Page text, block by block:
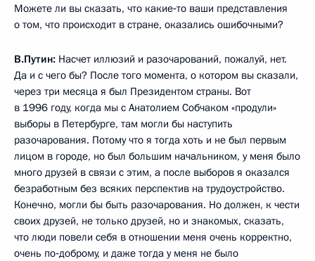
Можете ли вы сказать, что какие‑то ваши представления
о том, что происходит в стране, оказались ошибочными?
В.Путин: Насчет иллюзий и разочарований, пожалуй, нет.
Да и с чего бы? После того момента, о котором вы сказали,
через три месяца я был Президентом страны. Вот
в 1996 году, когда мы с Анатолием Собчаком «продули»
выборы в Петербурге, там могли бы наступить
разочарования. Потому что я тогда хоть и не был первым
лицом в городе, но был большим начальником, у меня было
много друзей в связи с этим, а после выборов я оказался
безработным без всяких перспектив на трудоустройство.
Конечно, могли бы быть разочарования. Но должен, к чести
своих друзей, не только друзей, но и знакомых, сказать,
что люди повели себя в отношении меня очень корректно,
очень по‑доброму, и даже тогда у меня не было